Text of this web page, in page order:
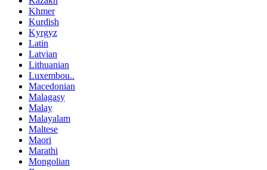
Khmer
Kurdish
Kyrgyz
Latin
Latvian
Lithuanian
Luxembou..
Macedonian
Malagasy
Malay
Malayalam
Maltese
Maori
Marathi
Mongolian